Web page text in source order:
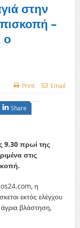
στην
–
ο
Print Email
Share
9.30 πρωί της
στις
η
εκτός ελέγχου
βλάστηση,